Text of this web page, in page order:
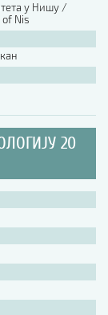
у Нишу /
Nis
20